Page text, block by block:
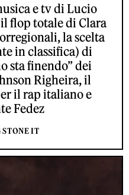
e tv di Lucio
flop totale di Clara
la scelta
in classifica) di
sta finendo” dei
Righeira, il
il rap italiano e
Fedez
IT